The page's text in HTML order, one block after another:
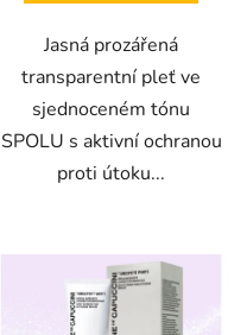
Jasná prozářená
transparentní pleť ve
sjednoceném tónu
SPOLU s aktivní ochranou
proti útoku...